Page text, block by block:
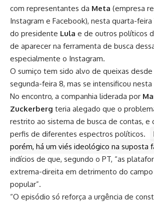
com representantes da Meta (empresa
Instagram e Facebook), nesta quarta-feira
do presidente Lula e de outros políticos
de aparecer na ferramenta de busca
especialmente o Instagram.
O sumiço tem sido alvo de queixas
segunda-feira 8, mas se intensificou
No encontro, a companhia liderada por
Zuckerberg teria alegado que o
restrito ao sistema de busca de contas, e
perfis de diferentes espectros políticos.
porém, há um viés ideológico na suposta
indícios de que, segundo o PT, “as
extrema-direita em detrimento do
popular”.
“O episódio só reforça a urgência de